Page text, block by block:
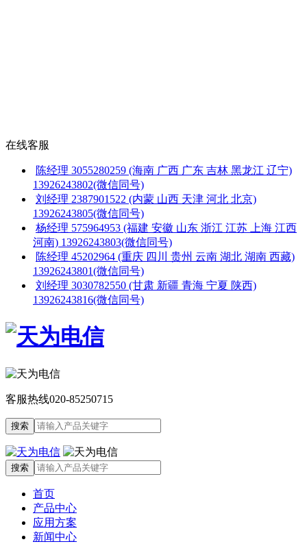
在线客服
陈经理 3055280259 (海南 广西 广东 吉林 黑龙江 辽宁)
13926243802(微信同号)
刘经理 2387901522 (内蒙 山西 天津 河北 北京)
13926243805(微信同号)
杨经理 575964953 (福建 安徽 山东 浙江 江苏 上海 江西
河南) 13926243803(微信同号)
陈经理 45202964 (重庆 四川 贵州 云南 湖北 湖南 西藏)
13926243801(微信同号)
刘经理 3030782550 (甘肃 新疆 青海 宁夏 陕西)
13926243816(微信同号)
客服热线020-85250715
首页
产品中心
应用方案
新闻中心